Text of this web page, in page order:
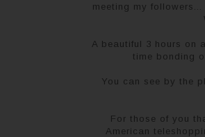
meeting my
A beautiful 3 hours on
time bonding
You can see by the
For those of you
American